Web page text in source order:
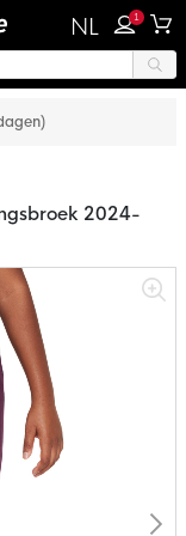
NL 1
2024-